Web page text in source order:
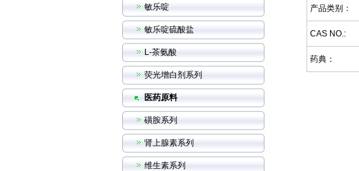
敏乐啶
敏乐啶硫酸盐
L-茶氨酸
荧光增白剂系列
医药原料
磺胺系列
肾上腺素系列
维生素系列
产品类别：
CAS NO.:
药典：